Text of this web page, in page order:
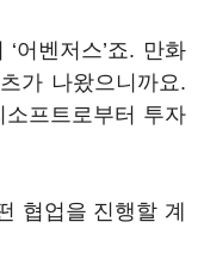
어벤저스’죠. 만화
가 나왔으니까요.
프트로부터 투자
협업을 진행할 계